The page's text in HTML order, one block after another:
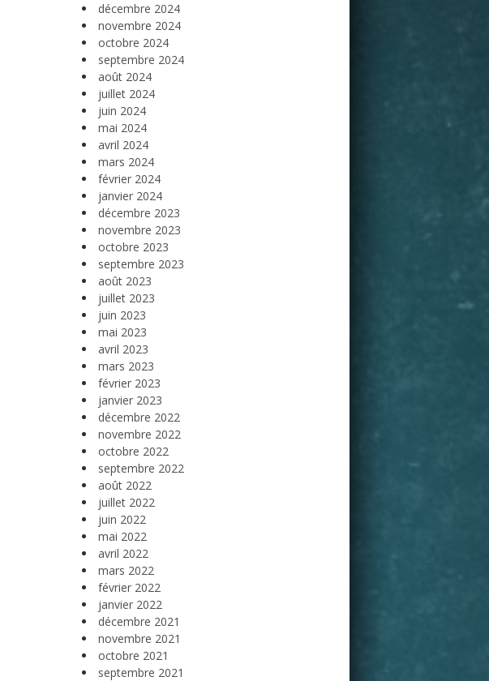
décembre 2024
novembre 2024
octobre 2024
septembre 2024
août 2024
juillet 2024
juin 2024
mai 2024
avril 2024
mars 2024
février 2024
janvier 2024
décembre 2023
novembre 2023
octobre 2023
septembre 2023
août 2023
juillet 2023
juin 2023
mai 2023
avril 2023
mars 2023
février 2023
janvier 2023
décembre 2022
novembre 2022
octobre 2022
septembre 2022
août 2022
juillet 2022
juin 2022
mai 2022
avril 2022
mars 2022
février 2022
janvier 2022
décembre 2021
novembre 2021
octobre 2021
septembre 2021